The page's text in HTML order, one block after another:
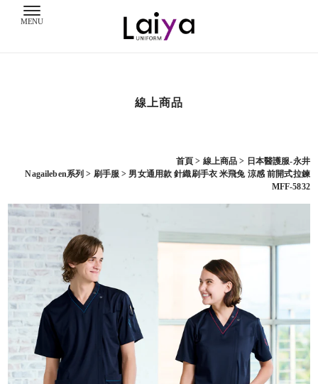
線上商品
首頁 > 線上商品 > 日本醫護服-永井
Nagaileben系列 > 刷手服 > 男女通用款 針織刷手衣 米飛兔 涼感 前開式拉鍊
MFF-5832